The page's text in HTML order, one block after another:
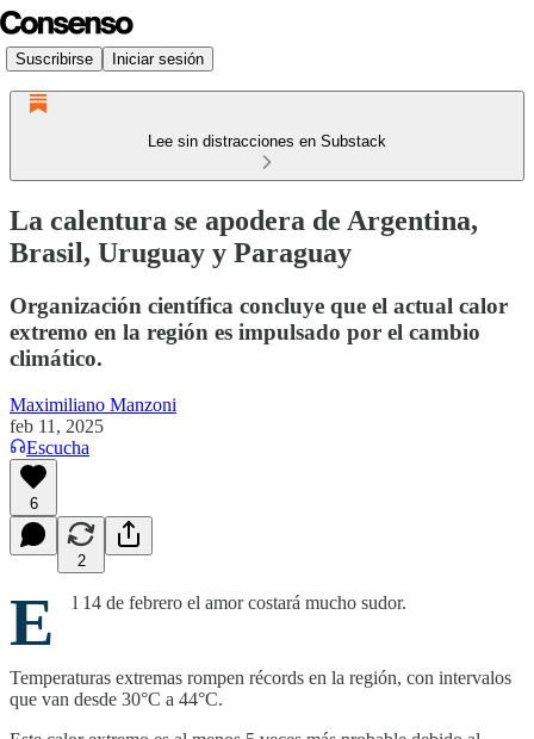
Suscribirse Iniciar sesión
Lee sin distracciones en Substack
La calentura se apodera de Argentina,
Brasil, Uruguay y Paraguay
Organización científica concluye que el actual calor
extremo en la región es impulsado por el cambio
climático.
Maximiliano Manzoni
feb 11, 2025
Escucha
6
2
E l 14 de febrero el amor costará mucho sudor.
Temperaturas extremas rompen récords en la región, con intervalos
que van desde 30°C a 44°C.